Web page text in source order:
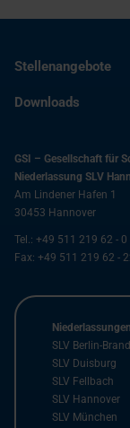
Stellenangebote
Downloads
GSI – Gesellschaft für
Niederlassung SLV
Am Lindener Hafen 1
30453 Hannover
Tel.: +49 511 219 62 - 0
Fax: +49 511 219 62 -
SLV Berlin-
SLV Duisburg
SLV Fellbach
SLV Hannover
SLV München